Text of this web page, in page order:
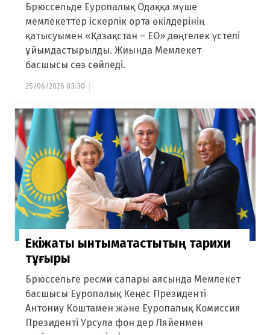
Брюссельде Еуропалық Одаққа мүше
мемлекеттер іскерлік орта өкілдерінің
қатысуымен «Қазақстан – ЕО» дөңгелек үстелі
ұйымдастырылды. Жиында Мемлекет
басшысы сөз сөйледі.
25/06/2026 03:30
Екіжақты ынтымақтастықтың тарихи
тұғыры
Брюссельге ресми сапары аясында Мемлекет
басшысы Еуропалық Кеңес Президенті
Антониу Коштамен және Еуропалық Комиссия
Президенті Урсула фон дер Ляйенмен